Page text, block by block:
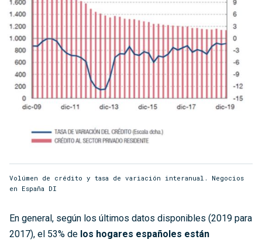
Volúmen de crédito y tasa de variación interanual. Negocios
en España DI
En general, según los últimos datos disponibles (2019 para
2017), el 53% de los hogares españoles están